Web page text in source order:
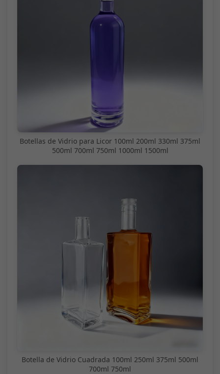
Botellas de Vidrio para Licor 100ml 200ml 330ml 375ml
500ml 700ml 750ml 1000ml 1500ml
Botella de Vidrio Cuadrada 100ml 250ml 375ml 500ml
700ml 750ml